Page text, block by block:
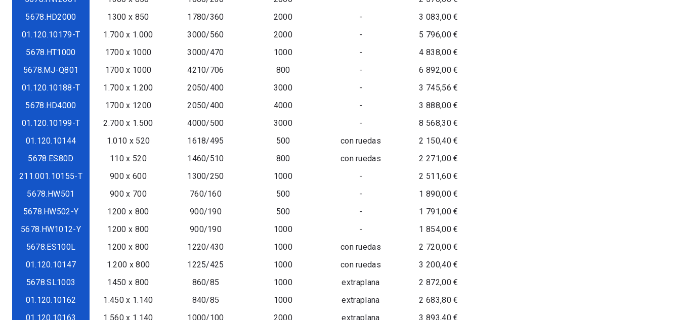
5678.HD2000
1300 x 850 1780/360 2000 -
3 083,00 €
01.120.10179-T
1.700 x 1.000 3000/560 2000 -
5 796,00 €
5678.HT1000
1700 x 1000 3000/470 1000 -
4 838,00 €
5678.MJ-Q801
1700 x 1000 4210/706 800 -
6 892,00 €
01.120.10188-T
1.700 x 1.200 2050/400 3000 -
3 745,56 €
5678.HD4000
1700 x 1200 2050/400 4000 -
3 888,00 €
01.120.10199-T
2.700 x 1.500 4000/500 3000 -
8 568,30 €
01.120.10144
1.010 x 520 1618/495 500 con ruedas
2 150,40 €
5678.ES80D
110 x 520 1460/510 800 con ruedas
2 271,00 €
211.001.10155-T
900 x 600 1300/250 1000 -
2 511,60 €
5678.HW501
900 x 700 760/160 500 -
1 890,00 €
5678.HW502-Y
1200 x 800 900/190 500 -
1 791,00 €
5678.HW1012-Y
1200 x 800 900/190 1000 -
1 854,00 €
5678.ES100L
1200 x 800 1220/430 1000 con ruedas
2 720,00 €
01.120.10147
1.200 x 800 1225/425 1000 con ruedas
3 200,40 €
5678.SL1003
1450 x 800 860/85 1000 extraplana
2 872,00 €
01.120.10162
1.450 x 1.140 840/85 1000 extraplana
2 683,80 €
01.120.10163
1.560 x 1.140 1000/100 2000 extraplana
3 893,40 €